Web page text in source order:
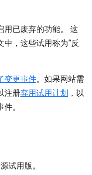
用已废弃的功能。 这
中，这些试用称为“反
变更事件。如果网站需
注册弃用试用计划 ，以
。
试用版。